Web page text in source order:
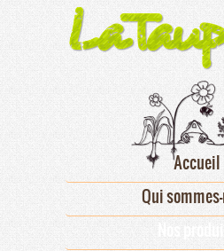
Accueil
Qui
Nos